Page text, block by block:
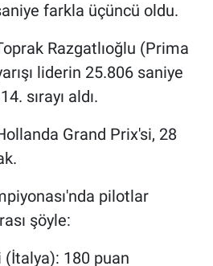
farkla üçüncü oldu.
Razgatlıoğlu (Prima
liderin 25.806 saniye
sırayı aldı.
Grand Prix'si, 28
pilotlar
şöyle:
180 puan